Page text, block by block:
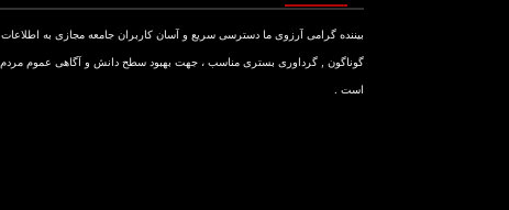
بیننده گرامی آرزوی ما دسترسی سریع و آسان کاربران جامعه مجازی به اطلاعات
گوناگون , گرداوری بستری مناسب ، جهت بهبود سطح دانش و آگاهی عموم مردم
است .